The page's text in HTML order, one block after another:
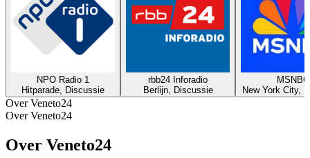
NPO Radio 1
Hitparade, Discussie
rbb24 Inforadio
Berlijn, Discussie
MSNBC
New York City,
Over Veneto24
Over Veneto24
Over Veneto24